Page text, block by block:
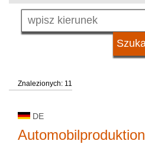
język
kwalifikacje
typ uczelni
Znalezionych: 11
DE
Automobilproduktion